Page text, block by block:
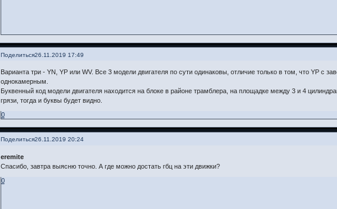
Поделиться26.11.2019 17:49
Варианта три - YN, YP или WV. Все 3 модели двигателя по сути одинаковы, отличие только в том, что YP с
однокамерным.
Буквенный код модели двигателя находится на блоке в районе трамблера, на площадке между 3 и 4
грязи, тогда и буквы будет видно.
0
Поделиться26.11.2019 20:24
eremite
Спасибо, завтра выясню точно. А где можно достать гбц на эти движки?
0